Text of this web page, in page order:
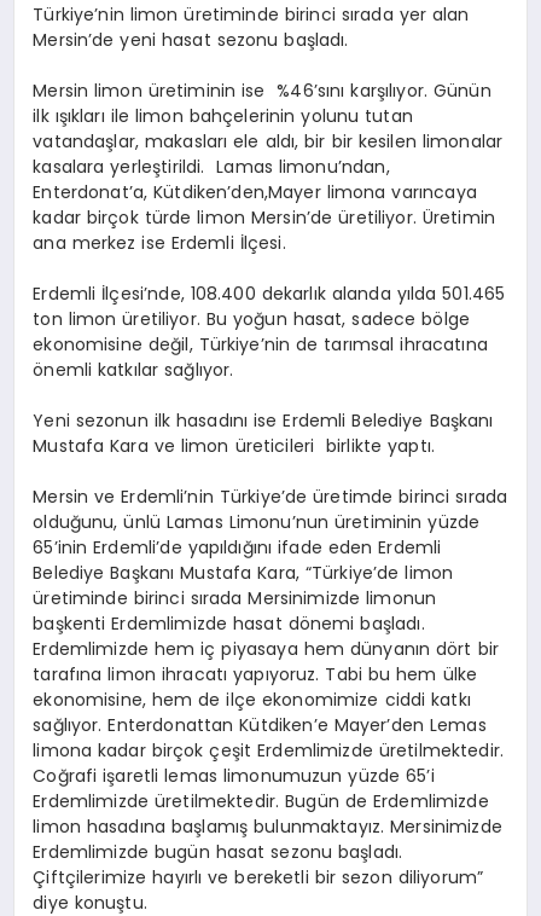
Türkiye’nin limon üretiminde birinci sırada yer alan
Mersin’de yeni hasat sezonu başladı.
Mersin limon üretiminin ise %46’sını karşılıyor. Günün
ilk ışıkları ile limon bahçelerinin yolunu tutan
vatandaşlar, makasları ele aldı, bir bir kesilen limonalar
kasalara yerleştirildi. Lamas limonu’ndan,
Enterdonat’a, Kütdiken’den,Mayer limona varıncaya
kadar birçok türde limon Mersin’de üretiliyor. Üretimin
ana merkez ise Erdemli İlçesi.
Erdemli İlçesi’nde, 108.400 dekarlık alanda yılda 501.465
ton limon üretiliyor. Bu yoğun hasat, sadece bölge
ekonomisine değil, Türkiye’nin de tarımsal ihracatına
önemli katkılar sağlıyor.
Yeni sezonun ilk hasadını ise Erdemli Belediye Başkanı
Mustafa Kara ve limon üreticileri birlikte yaptı.
Mersin ve Erdemli’nin Türkiye’de üretimde birinci sırada
olduğunu, ünlü Lamas Limonu’nun üretiminin yüzde
65’inin Erdemli’de yapıldığını ifade eden Erdemli
Belediye Başkanı Mustafa Kara, “Türkiye’de limon
üretiminde birinci sırada Mersinimizde limonun
başkenti Erdemlimizde hasat dönemi başladı.
Erdemlimizde hem iç piyasaya hem dünyanın dört bir
tarafına limon ihracatı yapıyoruz. Tabi bu hem ülke
ekonomisine, hem de ilçe ekonomimize ciddi katkı
sağlıyor. Enterdonattan Kütdiken’e Mayer’den Lemas
limona kadar birçok çeşit Erdemlimizde üretilmektedir.
Coğrafi işaretli lemas limonumuzun yüzde 65’i
Erdemlimizde üretilmektedir. Bugün de Erdemlimizde
limon hasadına başlamış bulunmaktayız. Mersinimizde
Erdemlimizde bugün hasat sezonu başladı.
Çiftçilerimize hayırlı ve bereketli bir sezon diliyorum”
diye konuştu.